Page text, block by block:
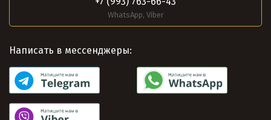
WhatsApp, Viber
Написать в мессенджеры: